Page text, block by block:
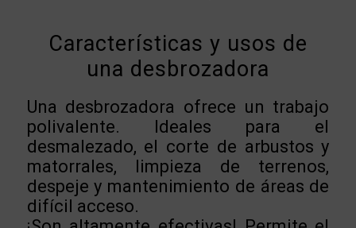
Características y usos de
una desbrozadora
Una desbrozadora ofrece un trabajo
polivalente. Ideales para el
desmalezado, el corte de arbustos y
matorrales, limpieza de terrenos,
despeje y mantenimiento de áreas de
difícil acceso.